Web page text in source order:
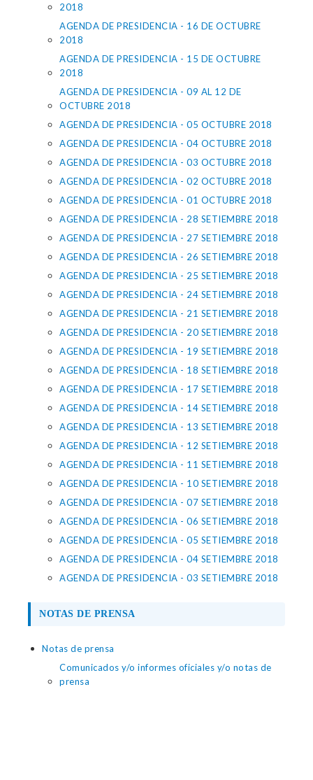
2018
AGENDA DE PRESIDENCIA - 16 DE OCTUBRE
2018
AGENDA DE PRESIDENCIA - 15 DE OCTUBRE
2018
AGENDA DE PRESIDENCIA - 09 AL 12 DE
OCTUBRE 2018
AGENDA DE PRESIDENCIA - 05 OCTUBRE 2018
AGENDA DE PRESIDENCIA - 04 OCTUBRE 2018
AGENDA DE PRESIDENCIA - 03 OCTUBRE 2018
AGENDA DE PRESIDENCIA - 02 OCTUBRE 2018
AGENDA DE PRESIDENCIA - 01 OCTUBRE 2018
AGENDA DE PRESIDENCIA - 28 SETIEMBRE 2018
AGENDA DE PRESIDENCIA - 27 SETIEMBRE 2018
AGENDA DE PRESIDENCIA - 26 SETIEMBRE 2018
AGENDA DE PRESIDENCIA - 25 SETIEMBRE 2018
AGENDA DE PRESIDENCIA - 24 SETIEMBRE 2018
AGENDA DE PRESIDENCIA - 21 SETIEMBRE 2018
AGENDA DE PRESIDENCIA - 20 SETIEMBRE 2018
AGENDA DE PRESIDENCIA - 19 SETIEMBRE 2018
AGENDA DE PRESIDENCIA - 18 SETIEMBRE 2018
AGENDA DE PRESIDENCIA - 17 SETIEMBRE 2018
AGENDA DE PRESIDENCIA - 14 SETIEMBRE 2018
AGENDA DE PRESIDENCIA - 13 SETIEMBRE 2018
AGENDA DE PRESIDENCIA - 12 SETIEMBRE 2018
AGENDA DE PRESIDENCIA - 11 SETIEMBRE 2018
AGENDA DE PRESIDENCIA - 10 SETIEMBRE 2018
AGENDA DE PRESIDENCIA - 07 SETIEMBRE 2018
AGENDA DE PRESIDENCIA - 06 SETIEMBRE 2018
AGENDA DE PRESIDENCIA - 05 SETIEMBRE 2018
AGENDA DE PRESIDENCIA - 04 SETIEMBRE 2018
AGENDA DE PRESIDENCIA - 03 SETIEMBRE 2018
NOTAS DE PRENSA
Notas de prensa
Comunicados y/o informes oficiales y/o notas de
prensa